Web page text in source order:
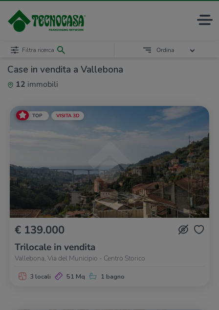
Case in vendita a Vallebona
12 immobili
Filtra ricerca Ordina
TOP VISITA 3D
€ 139.000
Trilocale in vendita
Vallebona, Via del Municipio - Centro Storico
3 locali 51 Mq 1 bagno